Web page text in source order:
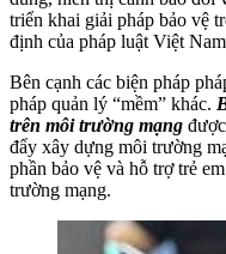
triển khai giải pháp bảo vệ
định của pháp luật Việt
Bên cạnh các biện pháp
pháp quản lý “mềm” khác.
trên môi trường mạng
đẩy xây dựng môi trường
phần bảo vệ và hỗ trợ trẻ
trường mạng.